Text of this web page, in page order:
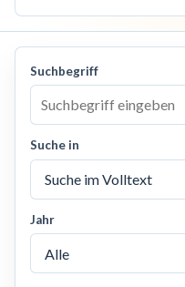
Suchbegriff
Suche in
Jahr